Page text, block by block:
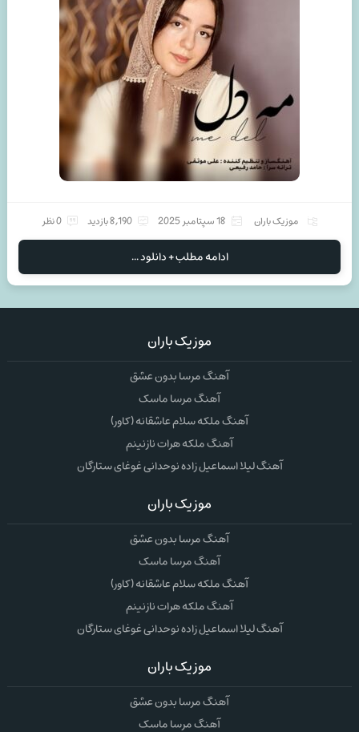
موزیک باران 18 سپتامبر 2025 8,190 بازدید 0 نظر
ادامه مطلب + دانلود ...
موزیک باران
آهنگ مرسا بدون عشق
آهنگ مرسا ماسک
آهنگ ملکه سلام عاشقانه (کاور)
آهنگ ملکه هرات نازنینم
آهنگ لیلا اسماعیل زاده نوحدانی غوغای ستارگان
موزیک باران
آهنگ مرسا بدون عشق
آهنگ مرسا ماسک
آهنگ ملکه سلام عاشقانه (کاور)
آهنگ ملکه هرات نازنینم
آهنگ لیلا اسماعیل زاده نوحدانی غوغای ستارگان
موزیک باران
آهنگ مرسا بدون عشق
آهنگ مرسا ماسک